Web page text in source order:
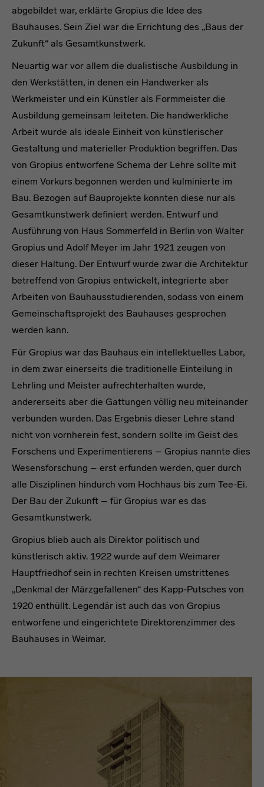
abgebildet war, erklärte Gropius die Idee des
Bauhauses. Sein Ziel war die Errichtung des „Baus der
Zukunft“ als Gesamtkunstwerk.
Neuartig war vor allem die dualistische Ausbildung in
den Werkstätten, in denen ein Handwerker als
Werkmeister und ein Künstler als Formmeister die
Ausbildung gemeinsam leiteten. Die handwerkliche
Arbeit wurde als ideale Einheit von künstlerischer
Gestaltung und materieller Produktion begriffen. Das
von Gropius entworfene Schema der Lehre sollte mit
einem Vorkurs begonnen werden und kulminierte im
Bau. Bezogen auf Bauprojekte konnten diese nur als
Gesamtkunstwerk definiert werden. Entwurf und
Ausführung von Haus Sommerfeld in Berlin von Walter
Gropius und Adolf Meyer im Jahr 1921 zeugen von
dieser Haltung. Der Entwurf wurde zwar die Architektur
betreffend von Gropius entwickelt, integrierte aber
Arbeiten von Bauhausstudierenden, sodass von einem
Gemeinschaftsprojekt des Bauhauses gesprochen
werden kann.
Für Gropius war das Bauhaus ein intellektuelles Labor,
in dem zwar einerseits die traditionelle Einteilung in
Lehrling und Meister aufrechterhalten wurde,
andererseits aber die Gattungen völlig neu miteinander
verbunden wurden. Das Ergebnis dieser Lehre stand
nicht von vornherein fest, sondern sollte im Geist des
Forschens und Experimentierens – Gropius nannte dies
Wesensforschung – erst erfunden werden, quer durch
alle Disziplinen hindurch vom Hochhaus bis zum Tee-Ei.
Der Bau der Zukunft – für Gropius war es das
Gesamtkunstwerk.
Gropius blieb auch als Direktor politisch und
künstlerisch aktiv. 1922 wurde auf dem Weimarer
Hauptfriedhof sein in rechten Kreisen umstrittenes
„Denkmal der Märzgefallenen“ des Kapp-Putsches von
1920 enthüllt. Legendär ist auch das von Gropius
entworfene und eingerichtete Direktorenzimmer des
Bauhauses in Weimar.